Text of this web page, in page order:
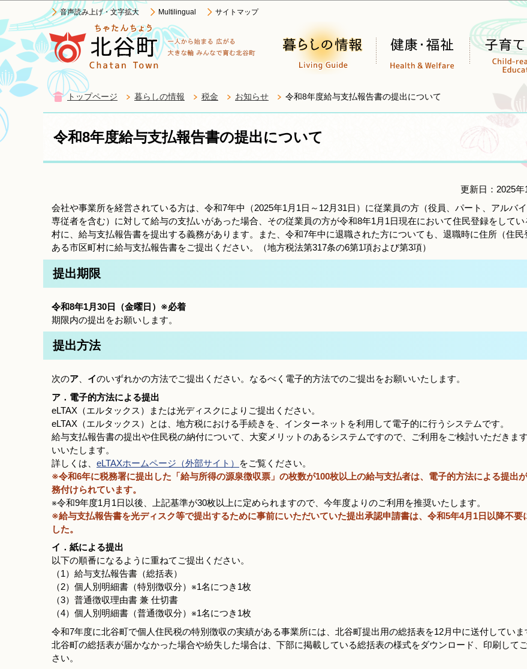
音声読み上げ・文字拡大 Multilingual サイトマップ
トップページ 暮らしの情報 税金 お知らせ 令和8年度給与支払報告書の提出について
令和8年度給与支払報告書の提出について
更新日：2025年
会社や事業所を経営されている方は、令和7年中（2025年1月1日～12月31日）に従業員の方（役員、パート、アルバ
専従者を含む）に対して給与の支払いがあった場合、その従業員の方が令和8年1月1日現在において住民登録をしてい
村に、給与支払報告書を提出する義務があります。また、令和7年中に退職された方についても、退職時に住所（住民
ある市区町村に給与支払報告書をご提出ください。（地方税法第317条の6第1項および第3項）
提出期限
令和8年1月30日（金曜日）※必着
期限内の提出をお願いします。
提出方法
次のア、 イのいずれかの方法でご提出ください。なるべく電子的方法でのご提出をお願いいたします。
ア．電子的方法による提出
eLTAX（エルタックス）または光ディスクによりご提出ください。
eLTAX（エルタックス）とは、地方税における手続きを、インターネットを利用して電子的に行うシステムです。
給与支払報告書の提出や住民税の納付について、大変メリットのあるシステムですので、ご利用をご検討いただきま
いいたします。
詳しくは、 eLTAXホームページ（外部サイト）
をご覧ください。
※令和6年に税務署に提出した「給与所得の源泉徴収票」の枚数が100枚以上の給与支払者は、電子的方法による提出
務付けられています。
※令和9年度1月1日以後、上記基準が30枚以上に定められますので、今年度よりのご利用を推奨いたします。
※給与支払報告書を光ディスク等で提出するために事前にいただいていた提出承認申請書は、令和5年4月1日以降不要
した。
イ．紙による提出
以下の順番になるように重ねてご提出ください。
（1）給与支払報告書（総括表）
（2）個人別明細書（特別徴収分）※1名につき1枚
（3）普通徴収理由書 兼 仕切書
（4）個人別明細書（普通徴収分）※1名につき1枚
令和7年度に北谷町で個人住民税の特別徴収の実績がある事業所には、北谷町提出用の総括表を12月中に送付していま
北谷町の総括表が届かなかった場合や紛失した場合は、下部に掲載している総括表の様式をダウンロード、印刷して
さい。